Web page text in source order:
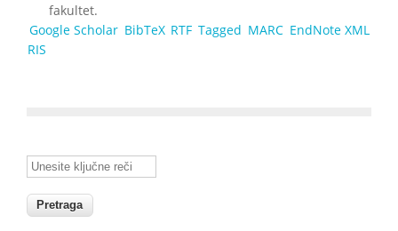
fakultet.
Google Scholar BibTeX RTF Tagged MARC EndNote XML
RIS
Unesite ključne reči